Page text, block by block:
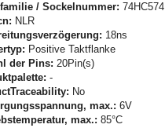
/ Sockelnummer: 74HC574
NLR
18ns
Positive Taktflanke
der Pins: 20Pin(s)
-
No
max.: 6V
max.: 85°C